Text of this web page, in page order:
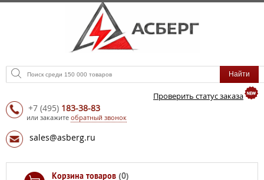
Проверить статус заказа
+7 (495) 183-38-83
или закажите обратный звонок
sales@asberg.ru
Корзина товаров (0)